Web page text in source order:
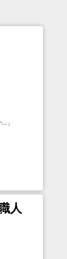
… 」
人